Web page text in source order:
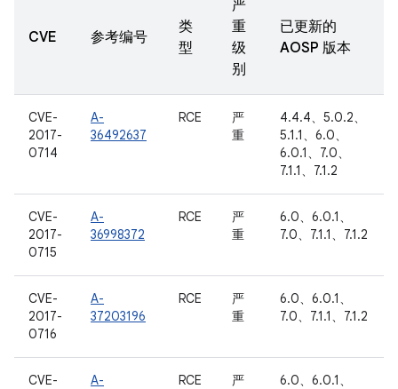
CVE 参考编号
类
型
严
重
级
别
已更新的
AOSP 版本
CVE-
2017-
0714
A-
36492637
RCE
严
重
4.4.4、5.0.2、
5.1.1、6.0、
6.0.1、7.0、
7.1.1、7.1.2
CVE-
2017-
0715
A-
36998372
RCE
严
重
6.0、6.0.1、
7.0、7.1.1、7.1.2
CVE-
2017-
0716
A-
37203196
RCE
严
重
6.0、6.0.1、
7.0、7.1.1、7.1.2
CVE-
A-
RCE
严
6.0、6.0.1、